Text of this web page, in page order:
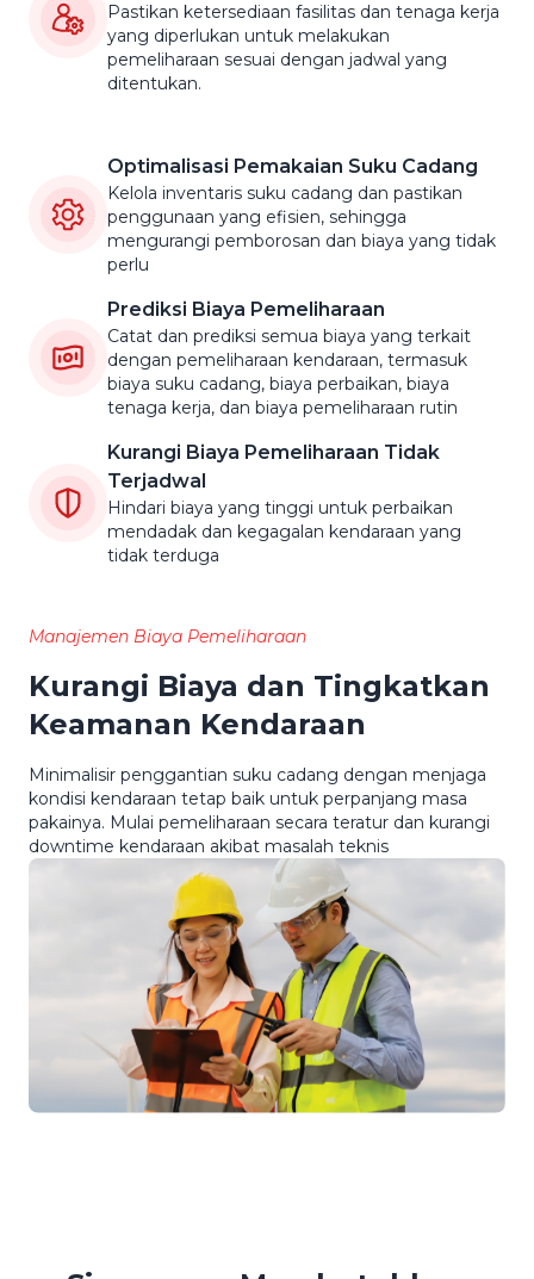
Pastikan ketersediaan fasilitas dan tenaga kerja
yang diperlukan untuk melakukan
pemeliharaan sesuai dengan jadwal yang
ditentukan.
Manajemen Biaya Pemeliharaan
Kurangi Biaya dan Tingkatkan
Keamanan Kendaraan
Minimalisir penggantian suku cadang dengan menjaga
kondisi kendaraan tetap baik untuk perpanjang masa
pakainya. Mulai pemeliharaan secara teratur dan kurangi
downtime kendaraan akibat masalah teknis
Optimalisasi Pemakaian Suku Cadang
Kelola inventaris suku cadang dan pastikan
penggunaan yang efisien, sehingga
mengurangi pemborosan dan biaya yang tidak
perlu
Prediksi Biaya Pemeliharaan
Catat dan prediksi semua biaya yang terkait
dengan pemeliharaan kendaraan, termasuk
biaya suku cadang, biaya perbaikan, biaya
tenaga kerja, dan biaya pemeliharaan rutin
Kurangi Biaya Pemeliharaan Tidak
Terjadwal
Hindari biaya yang tinggi untuk perbaikan
mendadak dan kegagalan kendaraan yang
tidak terduga